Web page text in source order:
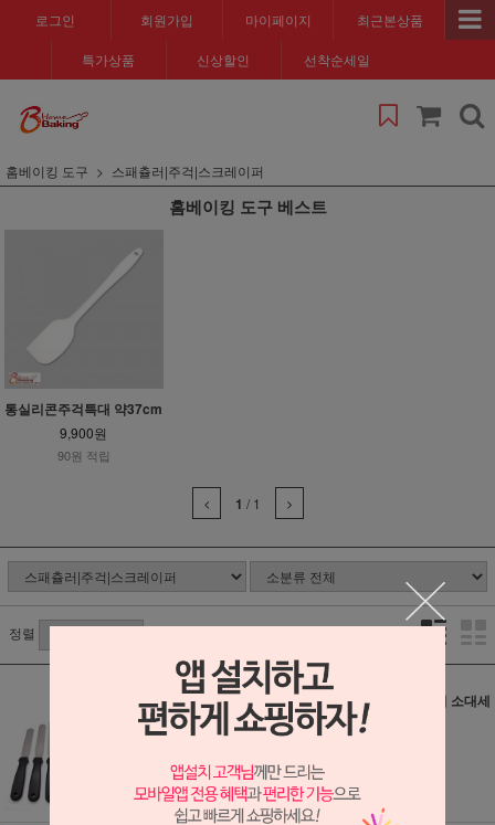
로그인 회원가입 마이페이지 최근본상품
특가상품 신상할인 선착순세일
홈베이킹 도구 스패츌러|주걱|스크레이퍼
홈베이킹 도구 베스트
통실리콘주걱특대 약37cm
9,900원
90원 적립
1 / 1
정렬
업소용 고급형 스
패츌러 6종 택1
소비자가 : 8,500
7,500원
70원 적립
고쿠보주걱 소대세